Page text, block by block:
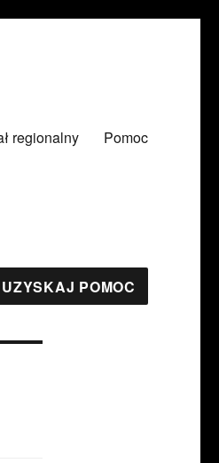
regionalny Pomoc
UZYSKAJ POMOC